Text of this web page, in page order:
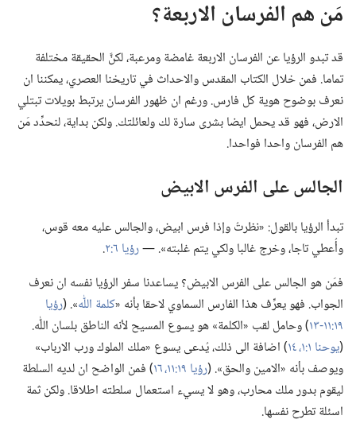
مَن هم الفرسان الاربعة؟‏
قد تبدو الرؤيا عن الفرسان الاربعة غامضة ومرعبة،‏ لكنَّ الحقيقة مختلفة
تماما.‏ فمن خلال الكتاب المقدس والاحداث في تاريخنا العصري،‏ يمكننا ان
نعرف بوضوح هوية كل فارس.‏ ورغم ان ظهور الفرسان يرتبط بويلات تبتلي
الارض،‏ فهو قد يحمل ايضا بشرى سارة لك ولعائلتك.‏ ولكن بداية،‏ لنحدِّد مَن
هم الفرسان واحدا فواحدا.‏
الجالس على الفرس الابيض
تبدأ الرؤيا بالقول:‏ «نظرتُ وإذا فرس ابيض،‏ والجالس عليه معه قوس،‏
وأُعطي تاجا،‏ وخرج غالبا ولكي يتم غلبته».‏ —‏رؤيا ٦:‏٢
‏.‏
فمَن هو الجالس على الفرس الابيض؟‏ يساعدنا سفر الرؤيا نفسه ان نعرف
الجواب.‏ فهو يعرِّف هذا الفارس السماوي لاحقا بأنه «‏كلمة اللّٰه‏».‏ (‏رؤيا
١٩:‏١١-‏١٣
‏)‏ وحامل لقب «الكلمة» هو يسوع المسيح لأنه الناطق بلسان اللّٰه.‏
(‏يوحنا ١:‏١،‏
‏)‏ اضافة الى ذلك،‏ يُدعى يسوع «ملك الملوك ورب الارباب»
ويوصف بأنه «الامين والحق».‏ (‏رؤيا ١٩:‏١١،‏
‏)‏ فمن الواضح ان لديه السلطة
ليقوم بدور ملك محارب،‏ وهو لا يسيء استعمال سلطته اطلاقا.‏ ولكن ثمة
اسئلة تطرح نفسها.‏